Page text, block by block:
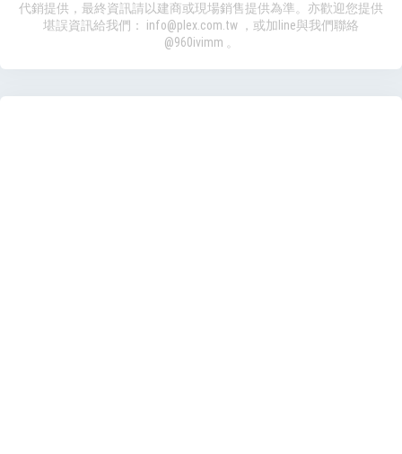
代銷提供，最終資訊請以建商或現場銷售提供為準。亦歡迎您提供
堪誤資訊給我們： info@plex.com.tw ，或加line與我們聯絡
@960ivimm 。